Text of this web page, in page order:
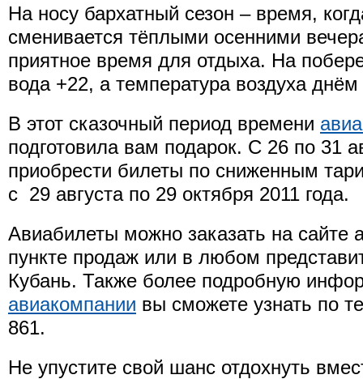
На носу бархатный сезон – время,
сменивается тёплыми осенними
приятное время для отдыха. На
вода +22, а температура воздуха
В этот сказочный период времени
подготовила вам подарок. С 26 по 31
приобрести билеты по сниженным
с 29 августа по 29 октября 2011 года.
Авиабилеты можно заказать на сайте
пункте продаж или в любом
Кубань. Также более подробную
авиакомпании вы сможете узнать по
861.
Не упустите свой шанс отдохнуть